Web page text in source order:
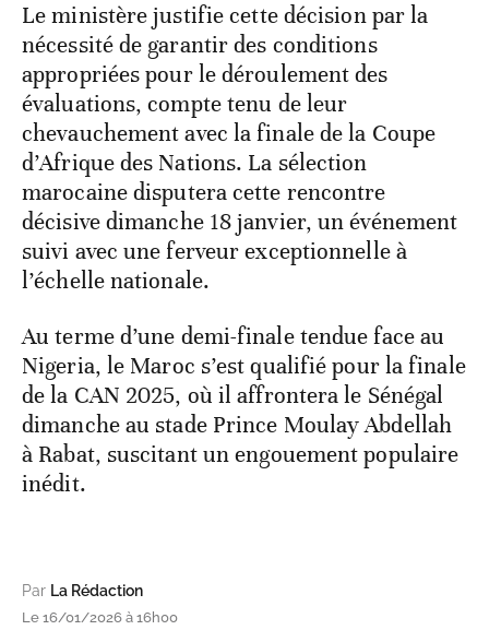
Le ministère justifie cette décision par la
nécessité de garantir des conditions
appropriées pour le déroulement des
évaluations, compte tenu de leur
chevauchement avec la finale de la Coupe
d’Afrique des Nations. La sélection
marocaine disputera cette rencontre
décisive dimanche 18 janvier, un événement
suivi avec une ferveur exceptionnelle à
l’échelle nationale.
Au terme d’une demi-finale tendue face au
Nigeria, le Maroc s’est qualifié pour la finale
de la CAN 2025, où il affrontera le Sénégal
dimanche au stade Prince Moulay Abdellah
à Rabat, suscitant un engouement populaire
inédit.
Par La Rédaction
Le 16/01/2026 à 16h00